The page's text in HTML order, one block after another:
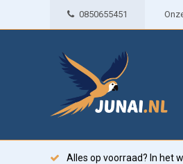
0850655451
Alles op voorraad? In het